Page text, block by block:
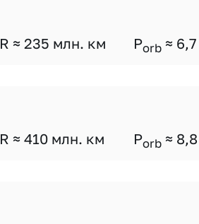
R ≈ 235 млн. км Porb ≈ 6,7
R ≈ 410 млн. км Porb ≈ 8,8